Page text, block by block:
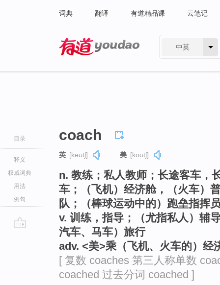
词典 翻译 有道精品课 云笔记
中英
目录
释义
权威词典
用法
例句
coach
英 [kəʊtʃ] 美 [koʊtʃ]
n. 教练；私人教师；长途客车，
车；（飞机）经济舱，（火车）
队；（棒球运动中的）跑垒指挥
v. 训练，指导；（尤指私人）辅
汽车、马车）旅行
adv. <美>乘（飞机、火车的）经
[ 复数 coaches 第三人称单数
coached 过去分词 coached ]